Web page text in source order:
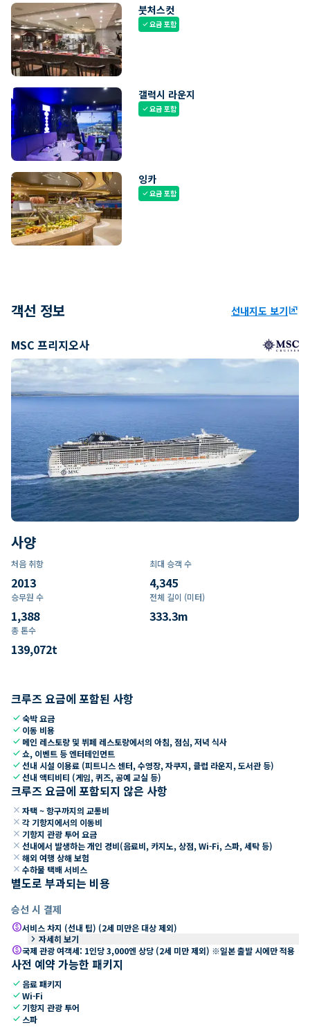
붓처스컷
check요금 포함
갤럭시 라운지
check요금 포함
잉카
check요금 포함
객선 정보 선내지도 보기ungroup
MSC 프리지오사
사양
처음 취항
2013
최대 승객 수
4,345
승무원 수
1,388
전체 길이 (미터)
333.3m
총 톤수
139,072t
크루즈 요금에 포함된 사항
check숙박 요금
check 이동 비용
check 메인 레스토랑 및 뷔페 레스토랑에서의 아침, 점심, 저녁 식사
check쇼, 이벤트 등 엔터테인먼트
check선내 시설 이용료 (피트니스 센터, 수영장, 자쿠지, 클럽 라운지, 도서관 등)
check선내 액티비티 (게임, 퀴즈, 공예 교실 등)
크루즈 요금에 포함되지 않은 사항
close 자택 ~ 항구까지의 교통비
close 각 기항지에서의 이동비
close 기항지 관광 투어 요금
close 선내에서 발생하는 개인 경비(음료비, 카지노, 상점, Wi-Fi, 스파, 세탁 등)
close 해외 여행 상해 보험
close 수하물 택배 서비스
별도로 부과되는 비용
승선 시 결제
paid서비스 차지 (선내 팁) (2세 미만은 대상 제외)
keyboard_arrow_right 자세히 보기
paid국제 관광 여객세: 1인당 3,000엔 상당 (2세 미만 제외) ※일본 출발 시에만 적용
사전 예약 가능한 패키지
check 음료 패키지
checkWi-Fi
check 기항지 관광 투어
check 스파